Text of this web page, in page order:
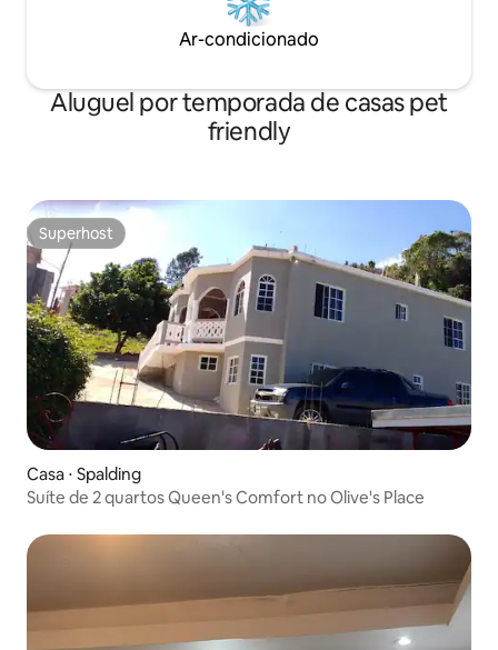
Ar-condicionado
Aluguel por temporada de casas pet
friendly
Superhost
Superhost
Casa ⋅ Spalding
Suíte de 2 quartos Queen's Comfort no Olive's Place